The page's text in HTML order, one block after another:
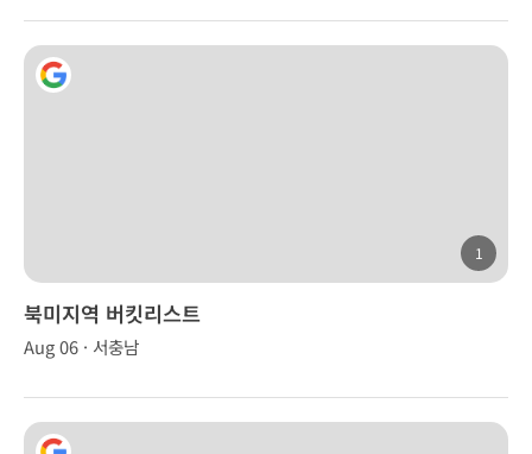
1
북미지역 버킷리스트
Aug 06 · 서충남